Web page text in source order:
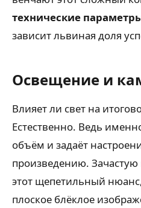
технические
зависит львиная доля
Освещение и
Влияет ли свет на
Естественно. Ведь
объём и задаёт
произведению.
этот щепетильный
плоское блёклое